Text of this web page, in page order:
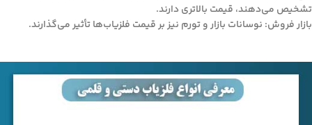
تشخیص می‌دهند، قیمت بالاتری دارند.
بازار فروش: نوسانات بازار و تورم نیز بر قیمت فلزیاب‌ها تأثیر می‌گذارند.